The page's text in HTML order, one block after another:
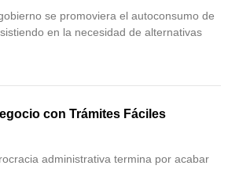
se promoviera el autoconsumo de
en la necesidad de alternativas
con Trámites Fáciles
administrativa termina por acabar